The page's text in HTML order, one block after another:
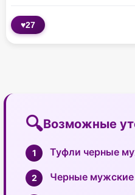
♥27
Возможные
Туфли черные
Черные